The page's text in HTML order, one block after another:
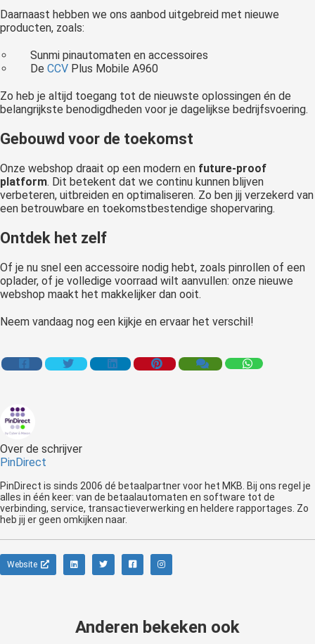
Daarnaast hebben we ons aanbod uitgebreid met nieuwe
producten, zoals:
Sunmi pinautomaten en accessoires
DeCCV Plus Mobile A960
Zo heb je altijd toegang tot de nieuwste oplossingen én de
belangrijkste benodigdheden voor je dagelijkse bedrijfsvoering.
Gebouwd voor de toekomst
Onze webshop draait op een modern en future-proof
platform. Dit betekent dat we continu kunnen blijven
verbeteren, uitbreiden en optimaliseren. Zo ben jij verzekerd van
een betrouwbare en toekomstbestendige shopervaring.
Ontdek het zelf
Of je nu snel een accessoire nodig hebt, zoals pinrollen of een
oplader, of je volledige voorraad wilt aanvullen: onze nieuwe
webshop maakt het makkelijker dan ooit.
Neem vandaag nog een kijkje en ervaar het verschil!
Over de schrijver
PinDirect
PinDirect is sinds 2006 dé betaalpartner voor het MKB. Bij ons regel je
alles in één keer: van de betaalautomaten en software tot de
verbinding, service, transactieverwerking en heldere rapportages. Zo
heb jij er geen omkijken naar.
Website
Anderen bekeken ook